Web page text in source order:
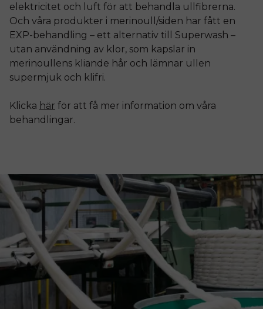
elektricitet och luft för att behandla ullfibrerna.
Och våra produkter i merinoull/siden har fått en
EXP-behandling – ett alternativ till Superwash –
utan användning av klor, som kapslar in
merinoullens kliande hår och lämnar ullen
supermjuk och klifri.
Klicka här för att få mer information om våra
behandlingar.